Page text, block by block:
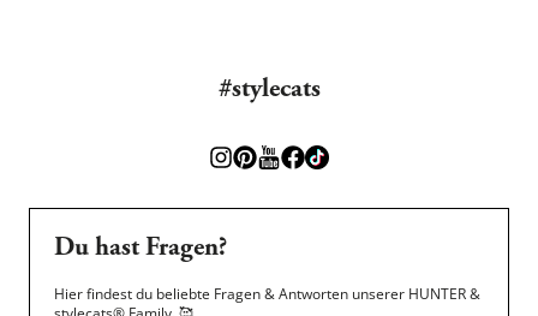
#stylecats
Du hast Fragen?
Hier findest du beliebte Fragen & Antworten unserer HUNTER &